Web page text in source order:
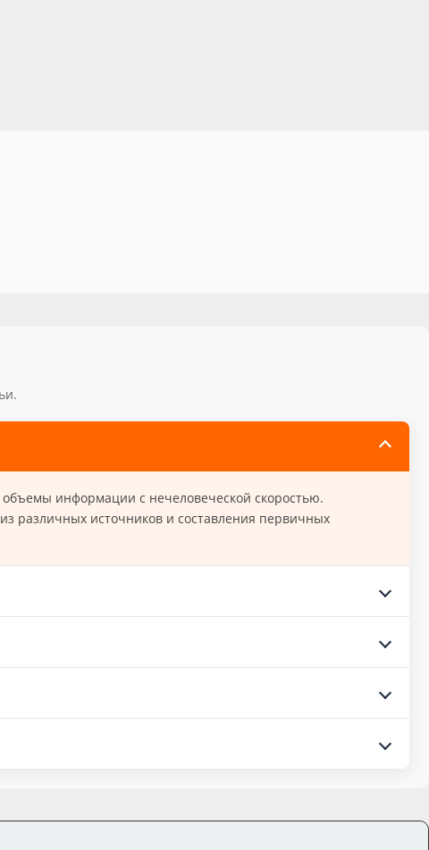
объемы информации с нечеловеческой скоростью.
различных источников и составления первичных